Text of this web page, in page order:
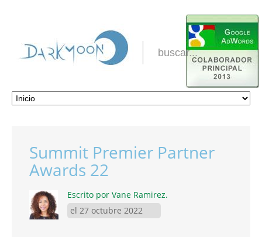
Summit Premier Partner
Awards 22
Escrito por Vane Ramirez.
el 27 octubre 2022